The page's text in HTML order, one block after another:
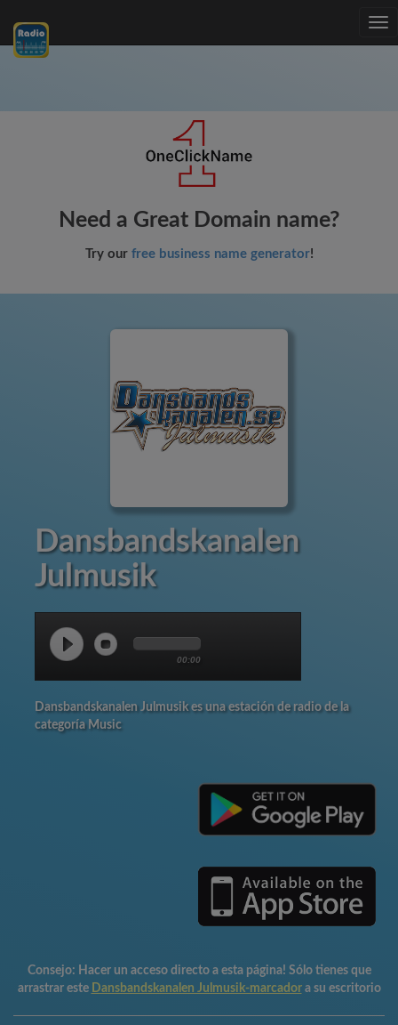
Need a Great Domain name?
Try our free business name generator!
Dansbandskanalen
Julmusik
00:00
Dansbandskanalen Julmusik es una estación de radio de la
categoría Music
Consejo: Hacer un acceso directo a esta página! Sólo tienes que
arrastrar este Dansbandskanalen Julmusik-marcador a su escritorio